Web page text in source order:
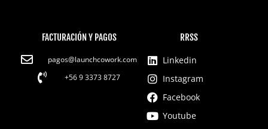
FACTURACIÓN Y PAGOS
pagos@launchcowork.com
+56 9 3373 8727
RRSS
Linkedin
Instagram
Facebook
Youtube